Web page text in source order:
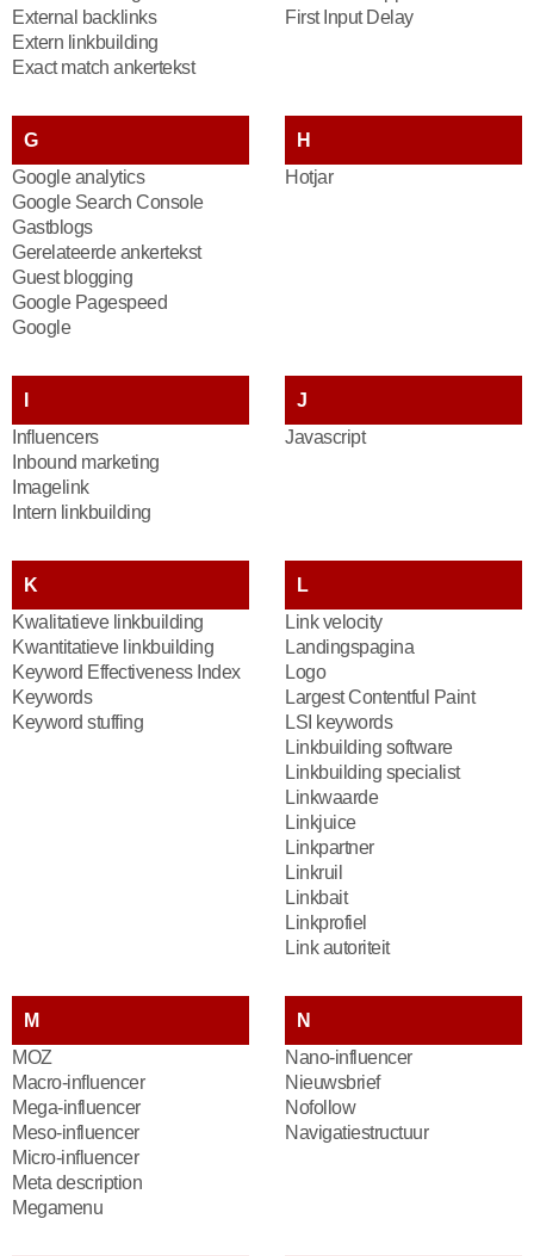
External backlinks
Extern linkbuilding
Exact match ankertekst
First Input Delay
G
Google analytics
Google Search Console
Gastblogs
Gerelateerde ankertekst
Guest blogging
Google Pagespeed
Google
H
Hotjar
Influencers
Inbound marketing
Imagelink
Intern linkbuilding
J
Javascript
K
Kwalitatieve linkbuilding
Kwantitatieve linkbuilding
Keyword Effectiveness Index
Keywords
Keyword stuffing
L
Link velocity
Landingspagina
Logo
Largest Contentful Paint
LSI keywords
Linkbuilding software
Linkbuilding specialist
Linkwaarde
Linkjuice
Linkpartner
Linkruil
Linkbait
Linkprofiel
Link autoriteit
M
MOZ
Macro-influencer
Mega-influencer
Meso-influencer
Micro-influencer
Meta description
Megamenu
N
Nano-influencer
Nieuwsbrief
Nofollow
Navigatiestructuur